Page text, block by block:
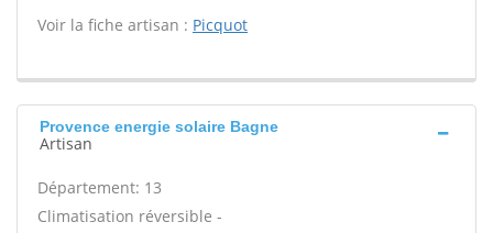
Voir la fiche artisan : Picquot
Provence energie solaire Bagne
Artisan
Département: 13
Climatisation réversible -